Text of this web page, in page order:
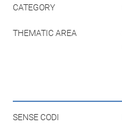
CATEGORY
THEMATIC AREA
SENSE CODI